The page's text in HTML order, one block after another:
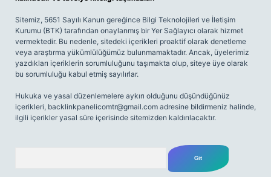
Sitemiz, 5651 Sayılı Kanun gereğince Bilgi Teknolojileri ve İletişim
Kurumu (BTK) tarafından onaylanmış bir Yer Sağlayıcı olarak hizmet
vermektedir. Bu nedenle, sitedeki içerikleri proaktif olarak denetleme
veya araştırma yükümlülüğümüz bulunmamaktadır. Ancak, üyelerimiz
yazdıkları içeriklerin sorumluluğunu taşımakta olup, siteye üye olarak
bu sorumluluğu kabul etmiş sayılırlar.
Hukuka ve yasal düzenlemelere aykırı olduğunu düşündüğünüz
içerikleri, backlinkpanelicomtr@gmail.com adresine bildirmeniz halinde,
ilgili içerikler yasal süre içerisinde sitemizden kaldırılacaktır.